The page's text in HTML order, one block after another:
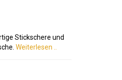
Stickschere und
Weiterlesen ..